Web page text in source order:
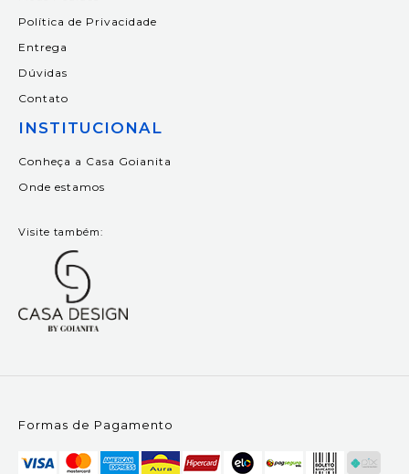
Política de Privacidade
Entrega
Dúvidas
Contato
INSTITUCIONAL
Conheça a Casa Goianita
Onde estamos
Visite também:
Formas de Pagamento